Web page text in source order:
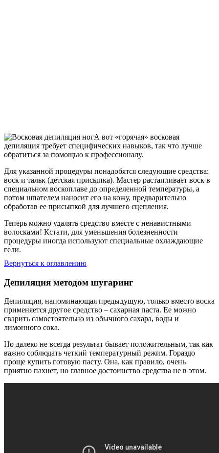
А вот «горячая» восковая
депиляция требует специфических навыков, так что лучше
обратиться за помощью к профессионалу.
Для указанной процедуры понадобятся следующие средства:
воск и тальк (детская присыпка). Мастер растапливает воск в
специальном воскоплаве до определенной температуры, а
потом шпателем наносит его на кожу, предварительно
обработав ее присыпкой для лучшего сцепления.
Теперь можно удалять средство вместе с ненавистными
волосками! Кстати, для уменьшения болезненности
процедуры иногда используют специальные охлаждающие
гели.
Вернуться к оглавлению
Депиляция методом шугаринг
Депиляция, напоминающая предыдущую, только вместо воска
применяется другое средство – сахарная паста. Ее можно
сварить самостоятельно из обычного сахара, воды и
лимонного сока.
Но далеко не всегда результат бывает положительным, так как
важно соблюдать четкий температурный режим. Гораздо
проще купить готовую пасту. Она, как правило, очень
приятно пахнет, но главное достоинство средства не в этом.